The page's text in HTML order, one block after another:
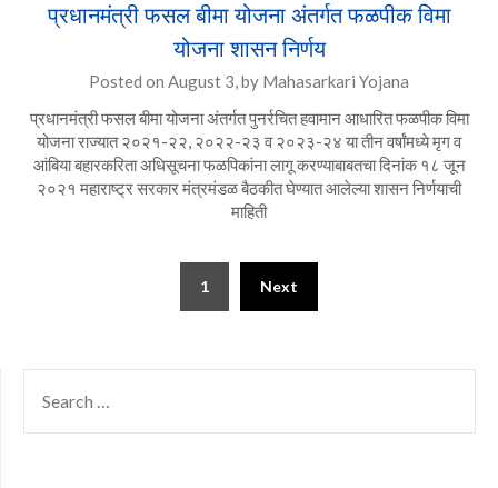
प्रधानमंत्री फसल बीमा योजना अंतर्गत फळपीक विमा
योजना शासन निर्णय
Posted on August 3,by Mahasarkari Yojana
प्रधानमंत्री फसल बीमा योजना अंतर्गत पुनर्रचित हवामान आधारित फळपीक विमा
योजना राज्यात २०२१-२२, २०२२-२३ व २०२३-२४ या तीन वर्षांमध्ये मृग व
आंबिया बहारकरिता अधिसूचना फळपिकांना लागू करण्याबाबतचा दिनांक १८ जून
२०२१ महाराष्ट्र सरकार मंत्रमंडळ बैठकीत घेण्यात आलेल्या शासन निर्णयाची
माहिती
1 Next
FOR: